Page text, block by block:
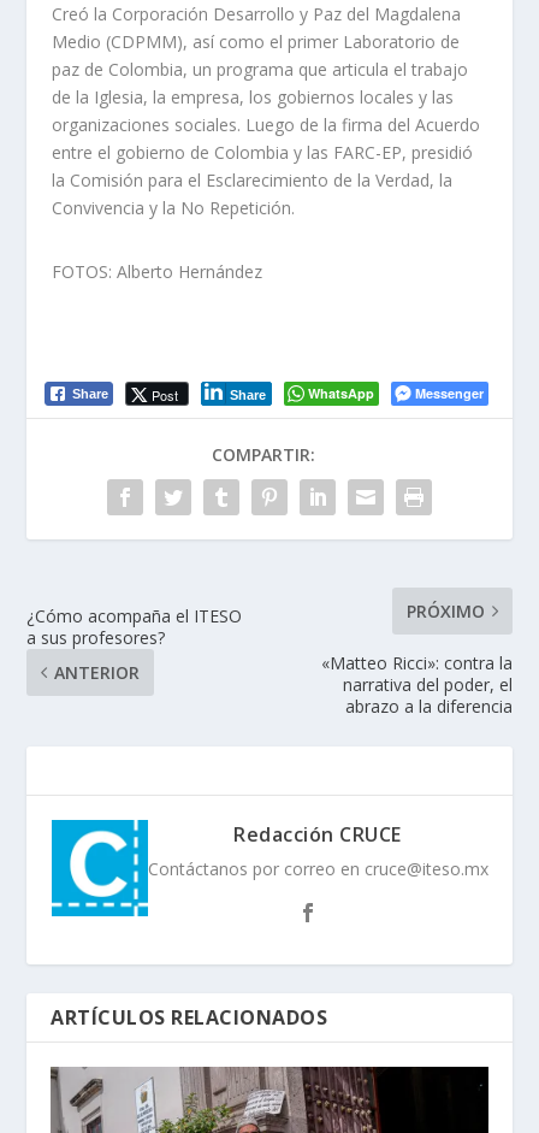
Creó la Corporación Desarrollo y Paz del Magdalena
Medio (CDPMM), así como el primer Laboratorio de
paz de Colombia, un programa que articula el trabajo
de la Iglesia, la empresa, los gobiernos locales y las
organizaciones sociales. Luego de la firma del Acuerdo
entre el gobierno de Colombia y las FARC-EP, presidió
la Comisión para el Esclarecimiento de la Verdad, la
Convivencia y la No Repetición.
FOTOS: Alberto Hernández
Share Post Share WhatsApp Messenger
COMPARTIR:
¿Cómo acompaña el ITESO
a sus profesores?
ANTERIOR
PRÓXIMO
«Matteo Ricci»: contra la
narrativa del poder, el
abrazo a la diferencia
Redacción CRUCE
Contáctanos por correo en cruce@iteso.mx
ARTÍCULOS RELACIONADOS